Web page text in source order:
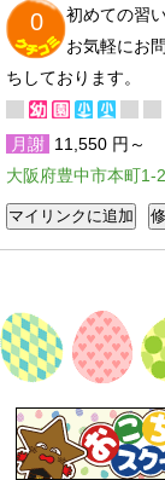
0
初めての習
お気軽にお
ちしております。
月謝 11,550 円～
大阪府豊中市本町1-